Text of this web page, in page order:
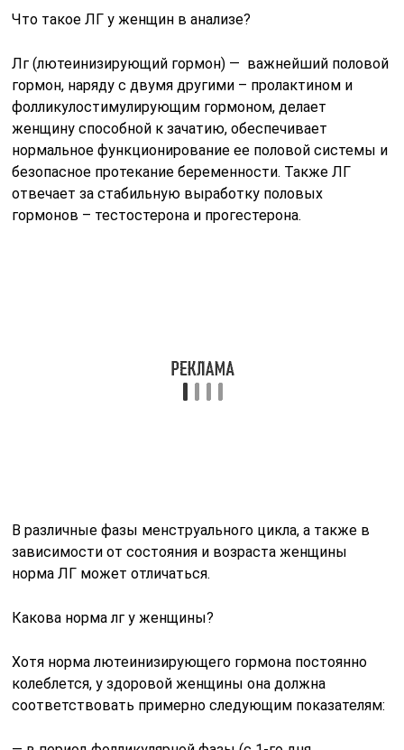
уровень ЛГ находится в пределах 2–14 мЕд/л; — в
момент овуляционной фазы (на 12–16 день от начала
менструального цикла) – 24–150 мЕд/л; — во время
лютеиновой фазы (примерно 15-16 день и вплоть до
начала следующего менструального цикла) норма лг у
женщин составляет 2–17 мЕд/л.
О чем говорят отклонения ЛГ от нормы для женщины?
Иногда результаты анализа могут подтвердить
слишком высокий или, напротив, низкий уровень ЛГ у